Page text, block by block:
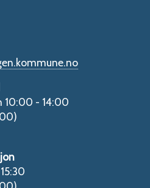
10:00 - 14:00